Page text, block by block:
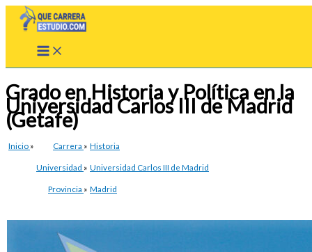
Grado en Historia y Política en la
Universidad Carlos III de Madrid
(Getafe)
Inicio » Carrera » Historia
Universidad » Universidad Carlos III de Madrid
Provincia » Madrid